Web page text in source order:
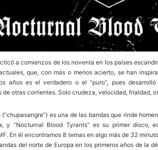
a comienzos de los noventa en los países
que, con más o menos acierto, se han
años es el verdadero o el “puro”, pues
de otras corrientes. Solo crudeza, velocidad, frialdad,
(“chupasangre”) es una de las bandas que rinde
y “Nocturnal Blood Tyrants” es su primer disco,
En él encontramos 8 temas en algo más de 32
del norte de Europa en los primeros años de la